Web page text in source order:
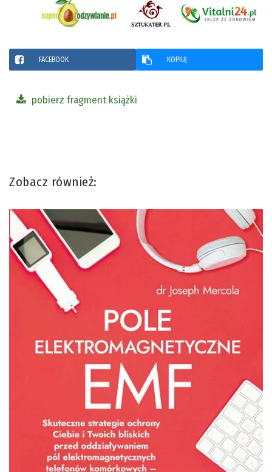
FACEBOOK KOPIUJ
pobierz fragment książki
Zobacz również: